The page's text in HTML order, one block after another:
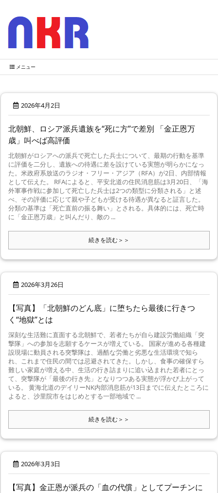
メニュー
2026年4月2日
北朝鮮、ロシア派兵遺族を“死に方”で差別 「金正恩万
歳」叫べば高評価
北朝鮮がロシアへの派兵で死亡した兵士について、最期の行動を基準
に評価を二分し、遺族への待遇に差を設けている実態が明らかになっ
た。米政府系放送のラジオ・フリー・アジア（RFA）が2日、内部情報
として伝えた。 RFAによると、平安北道の住民消息筋は3月20日、「海
外軍事作戦に参加して死亡した兵士は2つの類型に分類される」と述
べ、その評価に応じて親や子どもが受ける待遇が異なると証言した。
分類の基準は「死亡直前の振る舞い」とされる。具体的には、死亡時
に「金正恩万歳」と叫んだり、敵の ...
続きを読む＞＞
2026年3月26日
【写真】「北朝鮮のどん底」に堕ちたら最後に行きつ
く“地獄”とは
深刻な生活難に直面する北朝鮮で、若者たちが自ら建設労働組織「突
撃隊」への参加を志願するケースが増えている。 国家が進める各種建
設現場に動員される突撃隊は、過酷な労働と劣悪な生活環境で知ら
れ、これまで住民の間では忌避されてきた。しかし、食事の確保すら
難しい家庭が増える中、生活の行き詰まりに追い込まれた若者にとっ
て、突撃隊が「最後の行き先」となりつつある実態が浮かび上がって
いる。 黄海北道のデイリーNK内部消息筋が13日までに伝えたところに
よると、沙里院市をはじめとする一部地域で ...
続きを読む＞＞
2026年3月3日
【写真】金正恩が派兵の「血の代償」としてプーチンに